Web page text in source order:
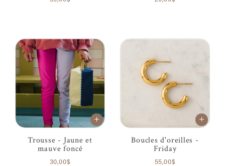
Trousse - Jaune et
mauve foncé
30,00$
Boucles d'oreilles -
Friday
55,00$